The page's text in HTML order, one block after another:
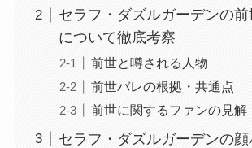
セラフ・ダズルガーデンの前
について徹底考察
前世と噂される人物
前世バレの根拠・共通点
前世に関するファンの見解
セラフ・ダズルガーデンの顔